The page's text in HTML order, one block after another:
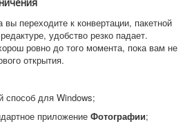
вы переходите к конвертации, пакетной
удобство резко падает.
ровно до того момента, пока вам не
открытия.
способ для Windows;
приложение Фотографии;